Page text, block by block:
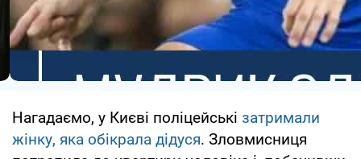
Нагадаємо, у Києві поліцейські затримали
жінку, яка обікрала дідуся. Зловмисниця